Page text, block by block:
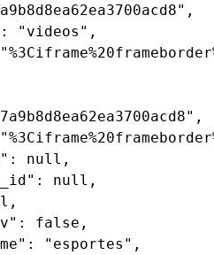
"videos",
null,
null,
false,
"esportes",